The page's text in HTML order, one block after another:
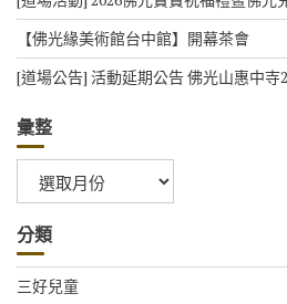
【佛光緣美術館台中館】開幕茶會
[道場公告] 活動延期公告 佛光山惠中寺
彙整
整
分類
三好兒童